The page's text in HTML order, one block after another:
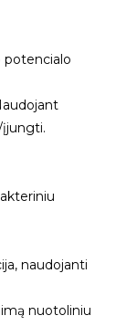
potencialo
naudojanti
nuotoliniu